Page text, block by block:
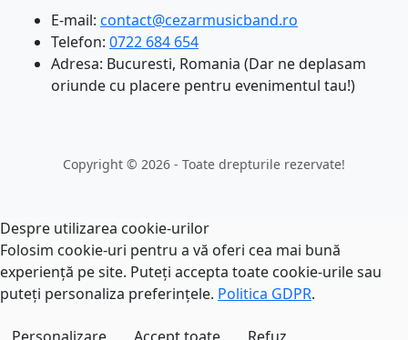
E-mail: contact@cezarmusicband.ro
Telefon: 0722 684 654
Adresa: Bucuresti, Romania (Dar ne deplasam
oriunde cu placere pentru evenimentul tau!)
Copyright © 2026 - Toate drepturile rezervate!
Despre utilizarea cookie-urilor
Folosim cookie-uri pentru a vă oferi cea mai bună
experiență pe site. Puteți accepta toate cookie-urile sau
puteți personaliza preferințele. Politica GDPR.